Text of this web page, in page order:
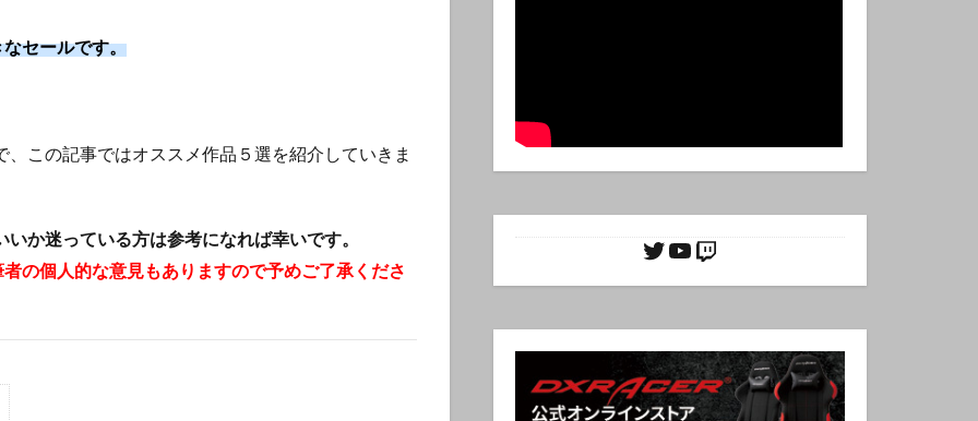
セールです。
この記事ではオススメ作品５選を紹介していきま
か迷っている方は参考になれば幸いです。
の個人的な意見もありますので予めご了承くださ